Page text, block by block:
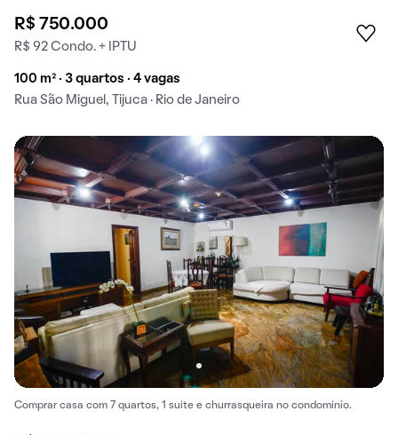
R$ 750.000
R$ 92 Condo. + IPTU
100 m² · 3 quartos · 4 vagas
Rua São Miguel, Tijuca · Rio de Janeiro
Comprar casa com 7 quartos, 1 suíte e churrasqueira no condomínio.